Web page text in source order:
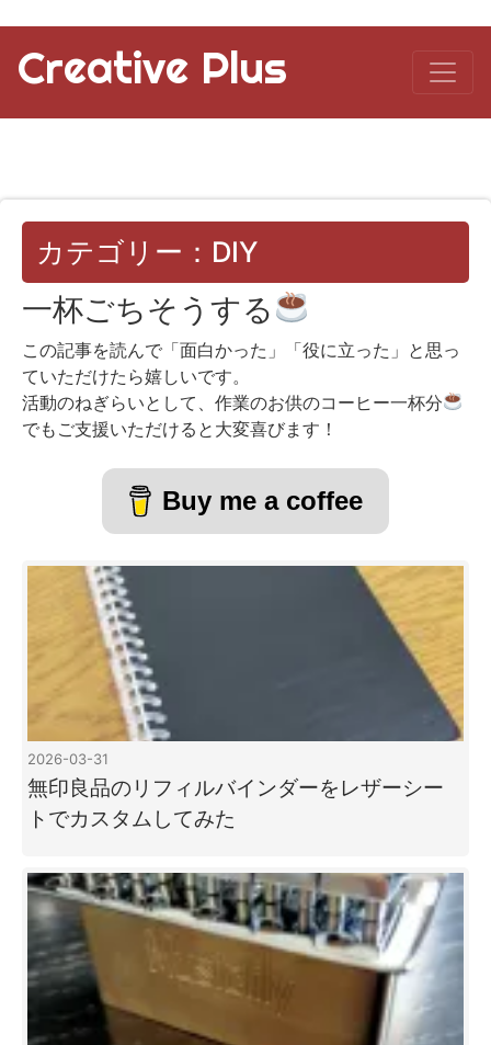
Creative Plus
カテゴリー：DIY
一杯ごちそうする
この記事を読んで「面白かった」「役に立った」と思っ
ていただけたら嬉しいです。
活動のねぎらいとして、作業のお供のコーヒー一杯分
でもご支援いただけると大変喜びます！
Buy me a coffee
2026-03-31
無印良品のリフィルバインダーをレザーシー
トでカスタムしてみた